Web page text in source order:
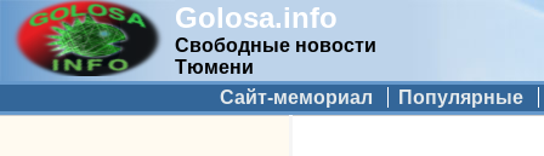
Golosa.info
Свободные новости
Тюмени
Дополнительное меню
Сайт-мемориал Популярные